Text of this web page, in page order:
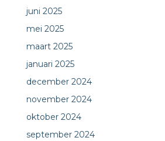
juni 2025
mei 2025
maart 2025
januari 2025
december 2024
november 2024
oktober 2024
september 2024